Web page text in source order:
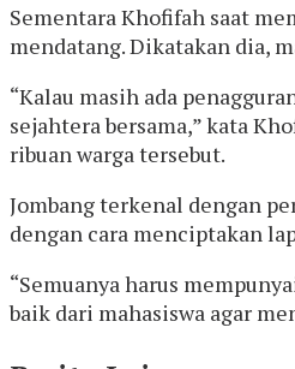
Sementara Khofifah saat
mendatang. Dikatakan dia,
“Kalau masih ada
sejahtera bersama,” kata
ribuan warga tersebut.
Jombang terkenal dengan
dengan cara menciptakan
“Semuanya harus
baik dari mahasiswa agar